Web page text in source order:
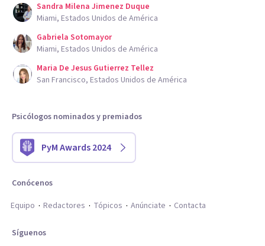
Sandra Milena Jimenez Duque
Miami, Estados Unidos de América
Gabriela Sotomayor
Miami, Estados Unidos de América
Maria De Jesus Gutierrez Tellez
San Francisco, Estados Unidos de América
Psicólogos nominados y premiados
PyM Awards 2024
Conócenos
Equipo
Redactores Tópicos Anúnciate Contacta
Síguenos